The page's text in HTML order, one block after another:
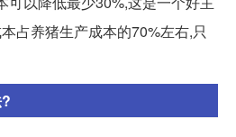
占养猪生产成本的70%左右,只